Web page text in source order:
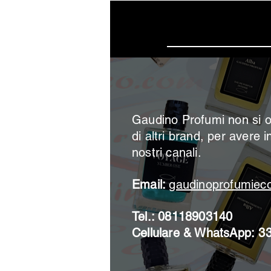
Gaudino Profumi non si
di altri brand, per avere
nostri canali.
Email:
Tel.: 08118903140
Cellulare & WhatsApp: